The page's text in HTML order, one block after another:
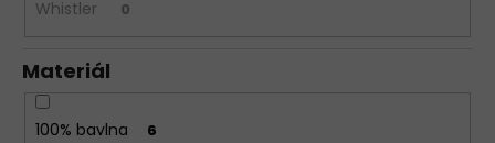
Whistler 0
Materiál
100% bavlna 6